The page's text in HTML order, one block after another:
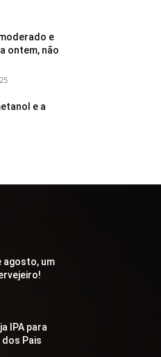
e
ontem, não
e a
agosto, um
IPA para
Pais